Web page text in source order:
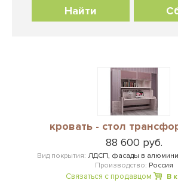
кровать - стол
88 600 руб.
Вид покрытия: ЛДСП, фасады в
Производство: Россия
Связаться с продавцом В